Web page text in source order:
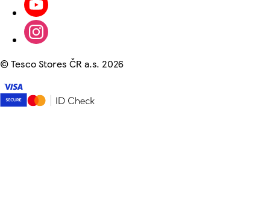
©Tesco Stores ČR a.s. 2026